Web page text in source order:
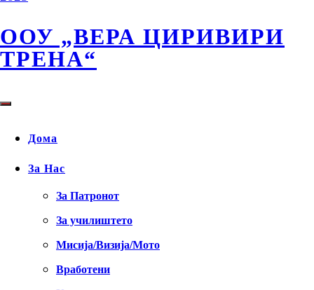
ООУ „ВЕРА ЦИРИВИРИ
ТРЕНА“
Дома
За Нас
За Патронот
За училиштето
Мисија/Визија/Мото
Вработени